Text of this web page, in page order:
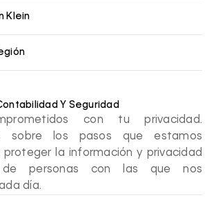
Klein
Y Seguridad
con tu privacidad.
sobre los pasos que estamos
la información y privacidad
personas con las que nos
día.